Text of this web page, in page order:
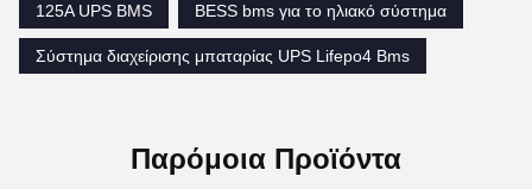
125A UPS BMS
BESS bms για το ηλιακό σύστημα
Σύστημα διαχείρισης μπαταρίας UPS Lifepo4 Bms
Παρόμοια Προϊόντα